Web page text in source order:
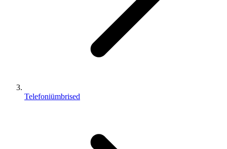
Telefoniümbrised